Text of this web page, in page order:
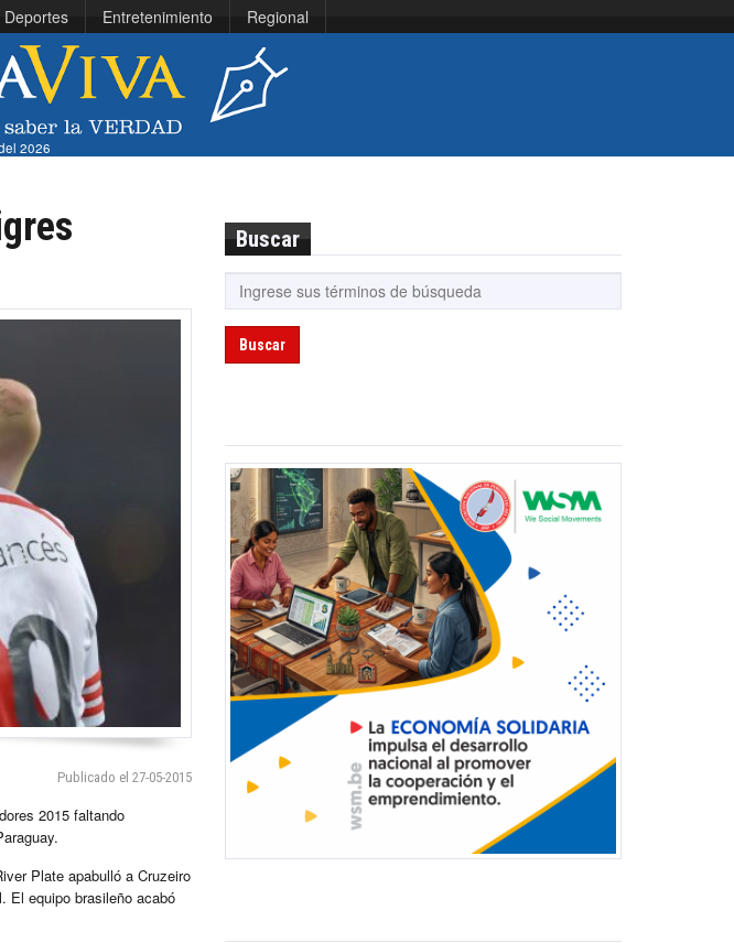
Deportes Entretenimiento Regional
2026
Publicado el 27-05-2015
2015 faltando
Plate apabulló a Cruzeiro
El equipo brasileño acabó
Buscar
Buscar